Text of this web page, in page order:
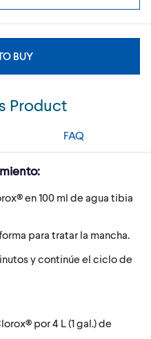
BUY
Product
FAQ
en 100 ml de agua tibia
para tratar la mancha.
y continúe el ciclo de
por 4 L (1 gal.) de